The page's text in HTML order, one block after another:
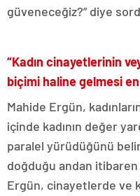
güveneceğiz?” diye
“Kadın cinayetlerinin
biçimi haline gelmesi
Mahide Ergün,
içinde kadının değer
paralel yürüdüğünü
doğduğu andan
Ergün, cinayetlerde ve